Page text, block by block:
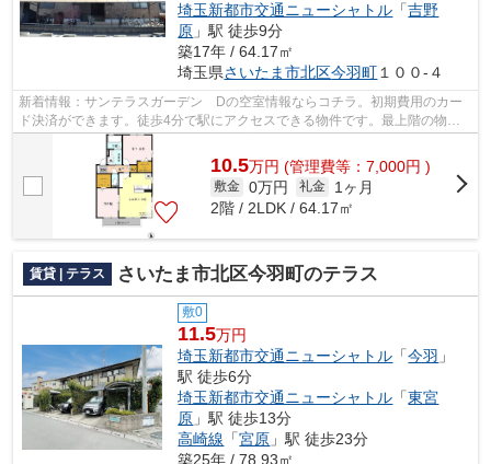
埼玉新都市交通ニューシャトル 「吉野
原 」駅 徒歩9分
築17年 / 64.17㎡
埼玉県さいたま市北区今羽町 １００-４
新着情報：サンテラスガーデン Dの空室情報ならコチラ。初期費用のカー
ド決済ができます。徒歩4分で駅にアクセスできる物件です。最上階の物件
です。いち早くご希望の条件から不動産...
10.5万円 (管理費等：7,000円 )
敷金 0万円 礼金
1ヶ月
2階 / 2LDK / 64.17㎡
賃貸 | テラス さいたま市北区今羽町のテラス
敷0
11.5万円
埼玉新都市交通ニューシャトル 「今羽 」
駅 徒歩6分
埼玉新都市交通ニューシャトル 「東宮
原 」駅 徒歩13分
高崎線 「宮原 」駅 徒歩23分
築25年 / 78.93㎡